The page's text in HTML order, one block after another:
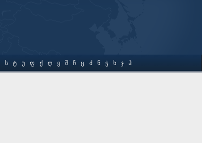
Ს Ტ Უ Ფ Ქ Ღ Ყ Შ Ჩ Ც Ძ Წ Ჭ Ხ Ჯ Ჰ